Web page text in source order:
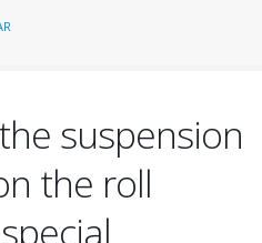
suspension
the roll